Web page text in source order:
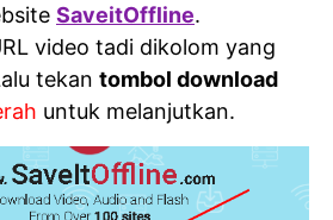
SaveitOffline.
video tadi dikolom yang
tekan tombol download
untuk melanjutkan.